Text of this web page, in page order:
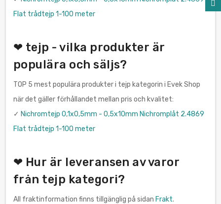
Flat trådtejp 1-100 meter
❤ tejp - vilka produkter är
populära och säljs?
TOP 5 mest populära produkter i tejp kategorin i Evek Shop
när det gäller förhållandet mellan pris och kvalitet:
✓ Nichromtejp 0,1x0,5mm - 0,5x10mm Nichromplåt 2.4869
Flat trådtejp 1-100 meter
❤ Hur är leveransen av varor
från tejp kategori?
All fraktinformation finns tillgänglig på sidan Frakt.